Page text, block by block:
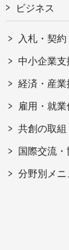
ビジネス
入札・契約
中小企業支
経済・産業
雇用・就業
共創の取組
国際交流・
分野別メニ